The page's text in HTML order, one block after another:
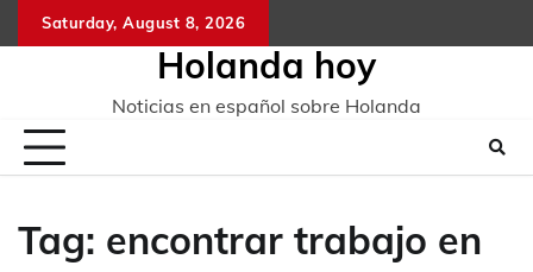
to
Saturday, August 8, 2026
Holanda hoy
Noticias en español sobre Holanda
Tag: encontrar trabajo en